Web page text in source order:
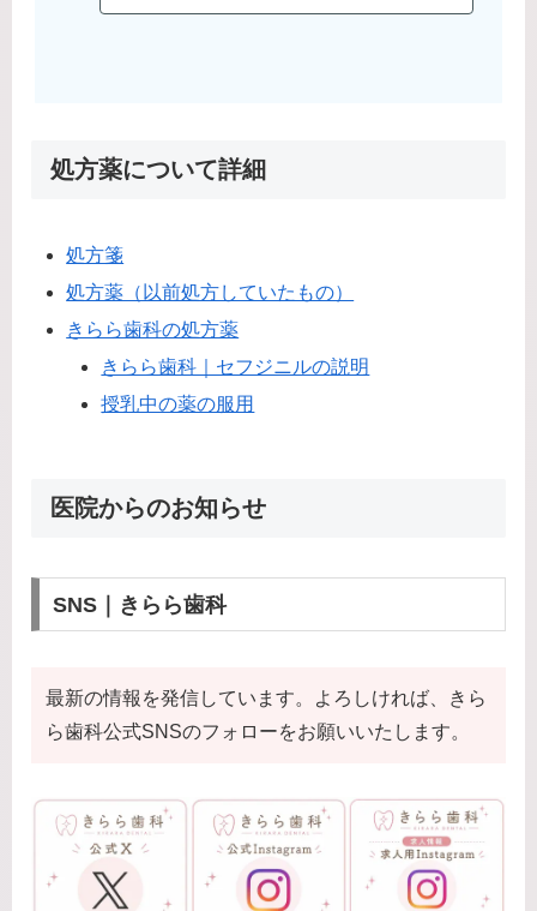
処方薬について詳細
処方箋
処方薬（以前処方していたもの）
きらら歯科の処方薬
きらら歯科｜セフジニルの説明
授乳中の薬の服用
医院からのお知らせ
SNS｜きらら歯科
最新の情報を発信しています。よろしければ、きら
ら歯科公式SNSのフォローをお願いいたします。